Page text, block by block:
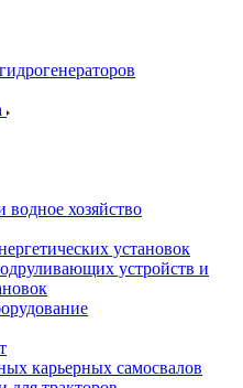
хозяйство
установок
устройств и
карьерных самосвалов